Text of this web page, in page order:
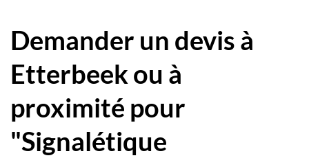
Demander un devis à
Etterbeek ou à
proximité pour
"Signalétique